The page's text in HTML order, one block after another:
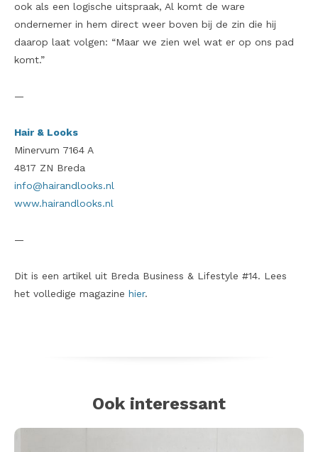
ook als een logische uitspraak, Al komt de ware
ondernemer in hem direct weer boven bij de zin die hij
daarop laat volgen: “Maar we zien wel wat er op ons pad
komt.”
—
Hair & Looks
Minervum 7164 A
4817 ZN Breda
info@hairandlooks.nl
www.hairandlooks.nl
—
Dit is een artikel uit Breda Business & Lifestyle #14. Lees
het volledige magazine hier.
Ook interessant